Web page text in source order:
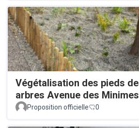
Végétalisation des pieds
arbres Avenue des Minimes
Proposition officielle 0